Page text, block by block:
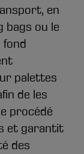
en
bags ou le
palettes
de les
procédé
et garantit
des